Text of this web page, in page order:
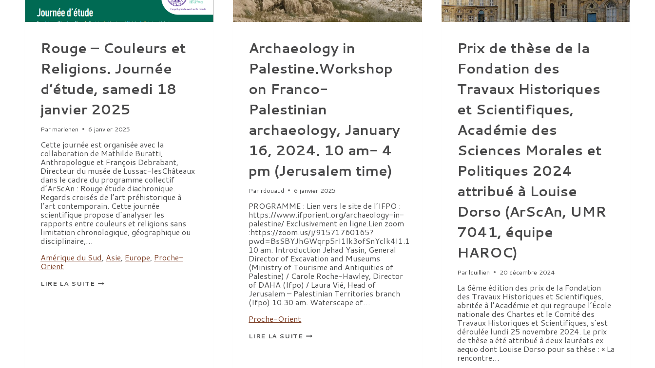
Rouge – Couleurs et
Religions. Journée
d’étude, samedi 18
janvier 2025
Par marlenen 6 janvier 2025
Cette journée est organisée avec la
collaboration de Mathilde Buratti,
Anthropologue et François Debrabant,
Directeur du musée de Lussac-lesChâteaux
dans le cadre du programme collectif
d’ArScAn : Rouge étude diachronique.
Regards croisés de l’art préhistorique à
l’art contemporain. Cette journée
scientifique propose d’analyser les
rapports entre couleurs et religions sans
limitation chronologique, géographique ou
disciplinaire,…
Amérique du Sud, Asie, Europe, Proche-
Orient
LIRE LA SUITEROUGE
–
Archaeology in
Palestine.Workshop
on Franco-
Palestinian
archaeology, January
16, 2024. 10 am- 4
pm (Jerusalem time)
Par rdouaud 6 janvier 2025
PROGRAMME : Lien vers le site de l’IFPO :
https://www.ifporient.org/archaeology-in-
palestine/ Exclusivement en ligne.Lien zoom
:https://zoom.us/j/91571760165?
pwd=BsSBYJhGWqrp5rI1lk3ofSnYclk4I1.1
10 am. Introduction Jehad Yasin, General
Director of Excavation and Museums
(Ministry of Tourisme and Antiquities of
Palestine) / Carole Roche-Hawley, Director
of DAHA (Ifpo) / Laura Vié, Head of
Jerusalem – Palestinian Territories branch
(Ifpo) 10.30 am. Waterscape of…
Proche-Orient
LIRE LA SUITEARCHAEOLOGY
IN
Prix de thèse de la
Fondation des
Travaux Historiques
et Scientifiques,
Académie des
Sciences Morales et
Politiques 2024
attribué à Louise
Dorso (ArScAn, UMR
7041, équipe
HAROC)
Par lquillien 20 décembre 2024
La 6ème édition des prix de la Fondation
des Travaux Historiques et Scientifiques,
abritée à l’Académie et qui regroupe l’École
nationale des Chartes et le Comité des
Travaux Historiques et Scientifiques, s’est
déroulée lundi 25 novembre 2024. Le prix
de thèse a été attribué à deux lauréats ex
aequo dont Louise Dorso pour sa thèse : « La
rencontre…